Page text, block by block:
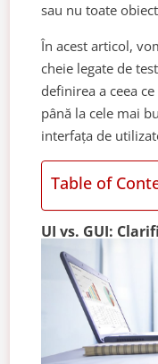
sau nu toate
În acest articol,
cheie legate de
definirea a ceea
până la cele mai
interfața de
Table of
UI vs. GUI: